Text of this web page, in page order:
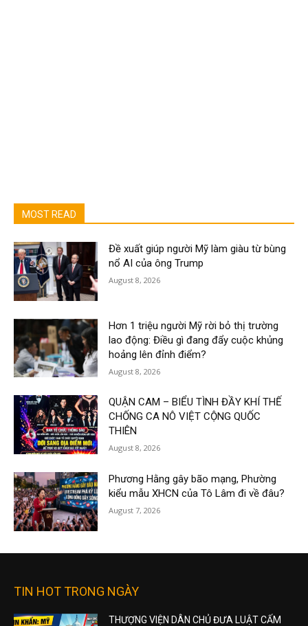
MOST READ
Đề xuất giúp người Mỹ làm giàu từ bùng
nổ AI của ông Trump
August 8, 2026
Hơn 1 triệu người Mỹ rời bỏ thị trường
lao động: Điều gì đang đẩy cuộc khủng
hoảng lên đỉnh điểm?
August 8, 2026
QUẬN CAM – BIỂU TÌNH ĐẦY KHÍ THẾ
CHỐNG CA NÔ VIỆT CỘNG QUỐC
THIÊN
August 8, 2026
Phương Hằng gây bão mạng, Phường
kiểu mẫu XHCN của Tô Lâm đi về đâu?
August 7, 2026
TIN HOT TRONG NGÀY
THƯỢNG VIỆN DÂN CHỦ ĐƯA LUẬT CẤM